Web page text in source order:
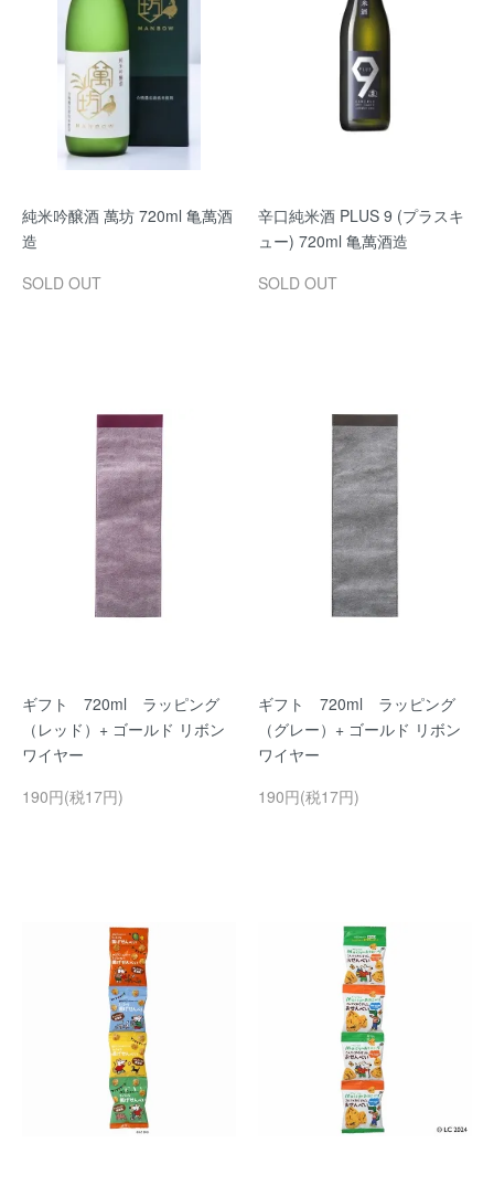
純米吟醸酒 萬坊 720ml 亀萬酒
造
SOLD OUT
辛口純米酒 PLUS 9 (プラスキ
ュー) 720ml 亀萬酒造
SOLD OUT
ギフト 720ml ラッピング
（レッド）+ ゴールド リボン
ワイヤー
190円(税17円)
ギフト 720ml ラッピング
（グレー）+ ゴールド リボン
ワイヤー
190円(税17円)